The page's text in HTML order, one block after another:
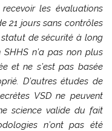
les évaluations
21 jours sans contrôles
de sécurité à long
n’a pas non plus
et ne s’est pas basée
D’autres études de
VSD ne peuvent
science valide du fait
n’ont pas été